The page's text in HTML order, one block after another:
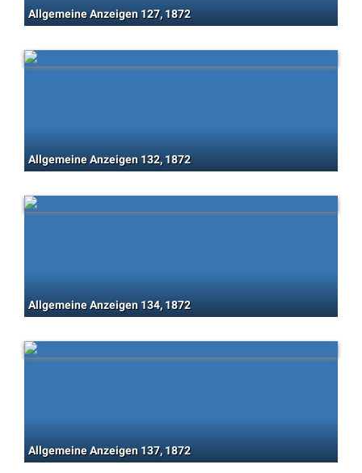
Allgemeine Anzeigen 127, 1872
Allgemeine Anzeigen 132, 1872
Allgemeine Anzeigen 134, 1872
Allgemeine Anzeigen 137, 1872